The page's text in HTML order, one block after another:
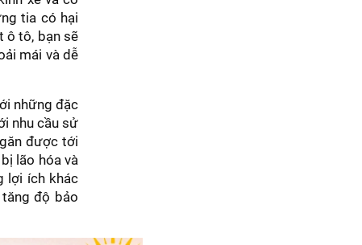
tia có hại
ô tô, bạn sẽ
mái và dễ
những đặc
nhu cầu sử
được tới
lão hóa và
lợi ích khác
độ bảo